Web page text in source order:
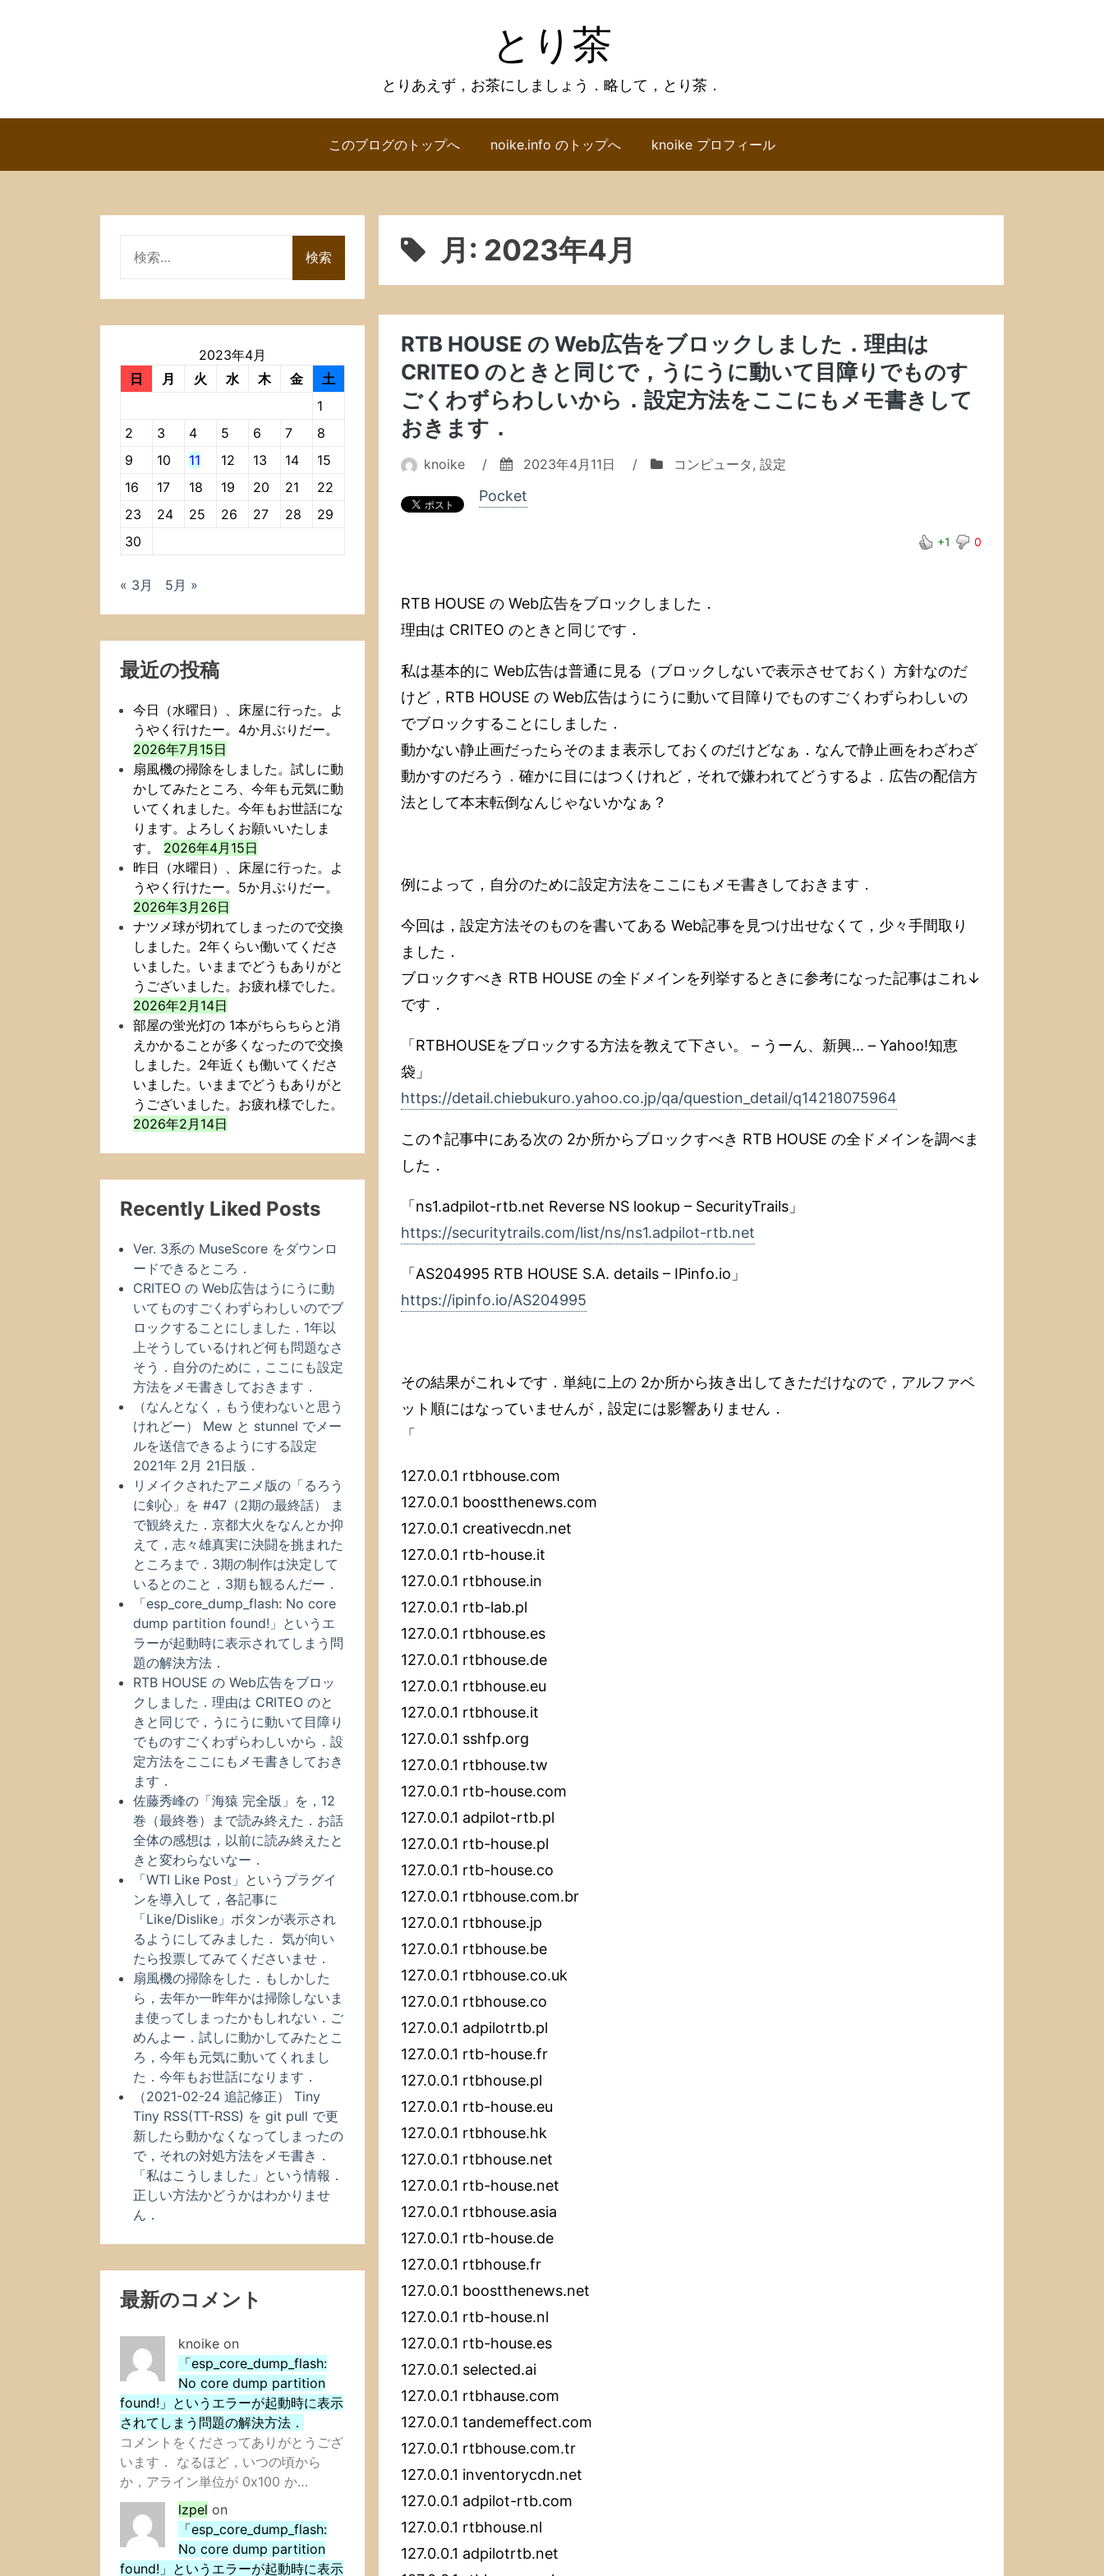
とり茶
とりあえず，お茶にしましょう．略して，とり茶．
このブログのトップへ noike.info のトップへ knoike プロフィール
月: 2023年4月
RTB HOUSE の Web広告をブロックしました．理由は
CRITEO のときと同じで，うにうに動いて目障りでものす
ごくわずらわしいから．設定方法をここにもメモ書きして
おきます．
knoike / 2023年4月11日 / コンピュータ , 設定
Pocket
+1 0
RTB HOUSE の Web広告をブロックしました．
理由は CRITEO のときと同じです．
私は基本的に Web広告は普通に見る（ブロックしないで表示させておく）方針なのだ
けど，RTB HOUSE の Web広告はうにうに動いて目障りでものすごくわずらわしいの
でブロックすることにしました．
動かない静止画だったらそのまま表示しておくのだけどなぁ．なんで静止画をわざわざ
動かすのだろう．確かに目にはつくけれど，それで嫌われてどうするよ．広告の配信方
法として本末転倒なんじゃないかなぁ？
例によって，自分のために設定方法をここにもメモ書きしておきます．
今回は，設定方法そのものを書いてある Web記事を見つけ出せなくて，少々手間取り
ました．
ブロックすべき RTB HOUSE の全ドメインを列挙するときに参考になった記事はこれ↓
です．
「RTBHOUSEをブロックする方法を教えて下さい。 – うーん、新興… – Yahoo!知恵
袋」
https://detail.chiebukuro.yahoo.co.jp/qa/question_detail/q14218075964
この↑記事中にある次の 2か所からブロックすべき RTB HOUSE の全ドメインを調べま
した．
「ns1.adpilot-rtb.net Reverse NS lookup – SecurityTrails」
https://securitytrails.com/list/ns/ns1.adpilot-rtb.net
「AS204995 RTB HOUSE S.A. details – IPinfo.io」
https://ipinfo.io/AS204995
その結果がこれ↓です．単純に上の 2か所から抜き出してきただけなので，アルファベ
ット順にはなっていませんが，設定には影響ありません．
「
127.0.0.1 rtbhouse.com
127.0.0.1 boostthenews.com
127.0.0.1 creativecdn.net
127.0.0.1 rtb-house.it
127.0.0.1 rtbhouse.in
127.0.0.1 rtb-lab.pl
127.0.0.1 rtbhouse.es
127.0.0.1 rtbhouse.de
127.0.0.1 rtbhouse.eu
127.0.0.1 rtbhouse.it
127.0.0.1 sshfp.org
127.0.0.1 rtbhouse.tw
127.0.0.1 rtb-house.com
127.0.0.1 adpilot-rtb.pl
127.0.0.1 rtb-house.pl
127.0.0.1 rtb-house.co
127.0.0.1 rtbhouse.com.br
127.0.0.1 rtbhouse.jp
127.0.0.1 rtbhouse.be
127.0.0.1 rtbhouse.co.uk
127.0.0.1 rtbhouse.co
127.0.0.1 adpilotrtb.pl
127.0.0.1 rtb-house.fr
127.0.0.1 rtbhouse.pl
127.0.0.1 rtb-house.eu
127.0.0.1 rtbhouse.hk
127.0.0.1 rtbhouse.net
127.0.0.1 rtb-house.net
127.0.0.1 rtbhouse.asia
127.0.0.1 rtb-house.de
127.0.0.1 rtbhouse.fr
127.0.0.1 boostthenews.net
127.0.0.1 rtb-house.nl
127.0.0.1 rtb-house.es
127.0.0.1 selected.ai
127.0.0.1 rtbhause.com
127.0.0.1 tandemeffect.com
127.0.0.1 rtbhouse.com.tr
127.0.0.1 inventorycdn.net
127.0.0.1 adpilot-rtb.com
127.0.0.1 rtbhouse.nl
127.0.0.1 adpilotrtb.net
索:
2023年4月
日
月 火 水 木 金
土
1
2
3 4 5 6 7
8
9
10 11 12 13 14
15
16
17 18 19 20 21
22
23
24 25 26 27 28
29
30
« 3月 5月 »
最近の投稿
今日（水曜日）、床屋に行った。よ
うやく行けたー。4か月ぶりだー。
2026年7月15日
扇風機の掃除をしました。試しに動
かしてみたところ、今年も元気に動
いてくれました。今年もお世話にな
ります。よろしくお願いいたしま
す。
2026年4月15日
昨日（水曜日）、床屋に行った。よ
うやく行けたー。5か月ぶりだー。
2026年3月26日
ナツメ球が切れてしまったので交換
しました。2年くらい働いてくださ
いました。いままでどうもありがと
うございました。お疲れ様でした。
2026年2月14日
部屋の蛍光灯の 1本がちらちらと消
えかかることが多くなったので交換
しました。2年近くも働いてくださ
いました。いままでどうもありがと
うございました。お疲れ様でした。
2026年2月14日
Recently Liked Posts
Ver. 3系の MuseScore をダウンロ
ードできるところ．
CRITEO の Web広告はうにうに動
いてものすごくわずらわしいのでブ
ロックすることにしました．1年以
上そうしているけれど何も問題なさ
そう．自分のために，ここにも設定
方法をメモ書きしておきます．
（なんとなく，もう使わないと思う
けれどー） Mew と stunnel でメー
ルを送信できるようにする設定
2021年 2月 21日版．
リメイクされたアニメ版の「るろう
に剣心」を #47（2期の最終話） ま
で観終えた．京都大火をなんとか抑
えて，志々雄真実に決闘を挑まれた
ところまで．3期の制作は決定して
いるとのこと．3期も観るんだー．
「esp_core_dump_flash: No core
dump partition found!」というエ
ラーが起動時に表示されてしまう問
題の解決方法．
RTB HOUSE の Web広告をブロッ
クしました．理由は CRITEO のと
きと同じで，うにうに動いて目障り
でものすごくわずらわしいから．設
定方法をここにもメモ書きしておき
ます．
佐藤秀峰の「海猿 完全版」を，12
巻（最終巻）まで読み終えた．お話
全体の感想は，以前に読み終えたと
きと変わらないなー．
「WTI Like Post」というプラグイ
ンを導入して，各記事に
「Like/Dislike」ボタンが表示され
るようにしてみました． 気が向い
たら投票してみてくださいませ．
扇風機の掃除をした．もしかした
ら，去年か一昨年かは掃除しないま
ま使ってしまったかもしれない．ご
めんよー．試しに動かしてみたとこ
ろ，今年も元気に動いてくれまし
た．今年もお世話になります．
（2021-02-24 追記修正） Tiny
Tiny RSS(TT-RSS) を git pull で更
新したら動かなくなってしまったの
で，それの対処方法をメモ書き．
「私はこうしました」という情報．
正しい方法かどうかはわかりませ
ん．
最新のコメント
knoike on
「esp_core_dump_flash:
No core dump partition
found!」というエラーが起動時に表示
されてしまう問題の解決方法．
コメントをくださってありがとうござ
います． なるほど，いつの頃から
か，アライン単位が 0x100 か…
lzpel on
「esp_core_dump_flash:
No core dump partition
found!」というエラーが起動時に表示